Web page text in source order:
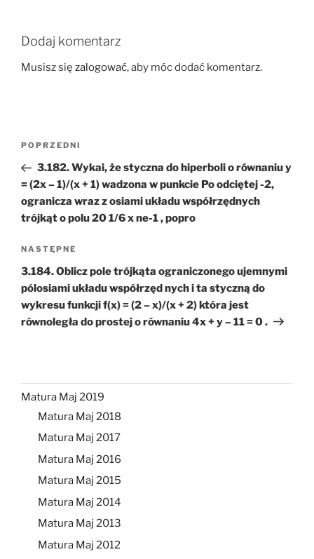
Dodaj komentarz
Musisz się zalogować, aby móc dodać komentarz.
Nawigacja
Poprzedni
wpis
POPRZEDNI
3.182. Wykai, że styczna do hiperboli o równaniu y
= (2x – 1)/(x + 1) wadzona w punkcie Po odciętej -2,
ogranicza wraz z osiami układu współrzędnych
trójkąt o polu 20 1/6 x ne-1 , popro
Następny
wpis
NASTĘPNE
3.184. Oblicz pole trójkąta ograniczonego ujemnymi
pólosiami układu współrzęd nych i ta styczną do
wykresu funkcji f(x) = (2 – x)/(x + 2) która jest
równoległa do prostej o równaniu 4x + y – 11 = 0 .
Matura Maj 2019
Matura Maj 2018
Matura Maj 2017
Matura Maj 2016
Matura Maj 2015
Matura Maj 2014
Matura Maj 2013
Matura Maj 2012